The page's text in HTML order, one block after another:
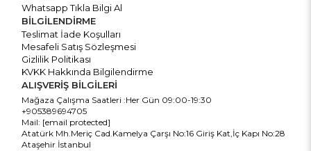
Whatsapp Tıkla Bilgi Al
BİLGİLENDİRME
Teslimat İade Koşulları
Mesafeli Satış Sözleşmesi
Gizlilik Politikası
KVKK Hakkında Bilgilendirme
ALIŞVERİŞ BİLGİLERİ
Mağaza Çalışma Saatleri :Her Gün 09:00-19:30
+905389694705
Mail: [email protected]
Atatürk Mh.Meriç Cad.Kamelya Çarşı No:16 Giriş Kat,İç Kapı No:28
Ataşehir İstanbul